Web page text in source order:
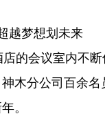
越梦想划未来
的会议室内不
木分公司百余
。